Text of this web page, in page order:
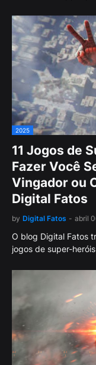
2025
11 Jogos de
Fazer Você
Vingador ou
Digital Fatos
by Digital Fatos - abril
O blog Digital Fatos
jogos de super-